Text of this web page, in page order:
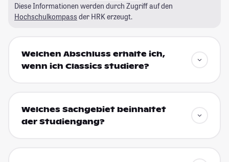
Diese Informationen werden durch Zugriff auf den
Hochschulkompass der HRK erzeugt.
Welchen Abschluss erhalte ich,
wenn ich Classics studiere?
Welches Sachgebiet beinhaltet
der Studiengang?